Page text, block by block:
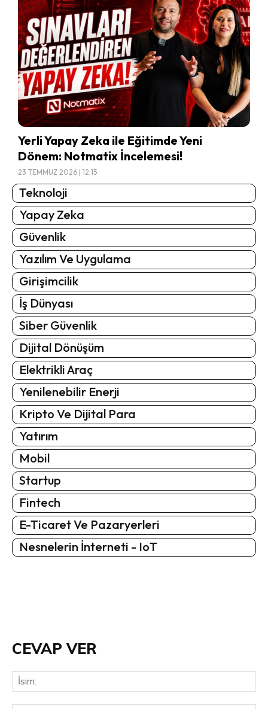
Yerli Yapay Zeka ile Eğitimde Yeni
Dönem: Notmatix İncelemesi!
23 TEMMUZ 2026 | 12:15
Teknoloji
Yapay Zeka
Güvenlik
Yazılım Ve Uygulama
Girişimcilik
İş Dünyası
Siber Güvenlik
Dijital Dönüşüm
Elektrikli Araç
Yenilenebilir Enerji
Kripto Ve Dijital Para
Yatırım
Mobil
Startup
Fintech
E-Ticaret Ve Pazaryerleri
Nesnelerin İnterneti - IoT
CEVAP VER